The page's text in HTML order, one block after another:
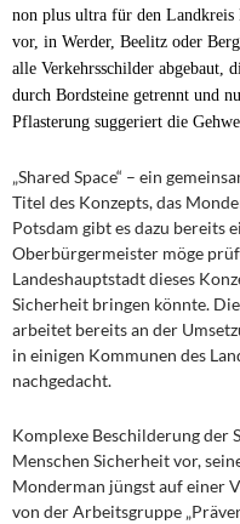
non plus ultra für den Landkreis
vor, in Werder, Beelitz oder
alle Verkehrsschilder abgebaut,
durch Bordsteine getrennt und
Pflasterung suggeriert die
„Shared Space“ – ein
Titel des Konzepts, das
Potsdam gibt es dazu bereits
Oberbürgermeister möge
Landeshauptstadt dieses
Sicherheit bringen könnte.
arbeitet bereits an der
in einigen Kommunen des
nachgedacht.
Komplexe Beschilderung der
Menschen Sicherheit vor,
Monderman jüngst auf einer
von der Arbeitsgruppe